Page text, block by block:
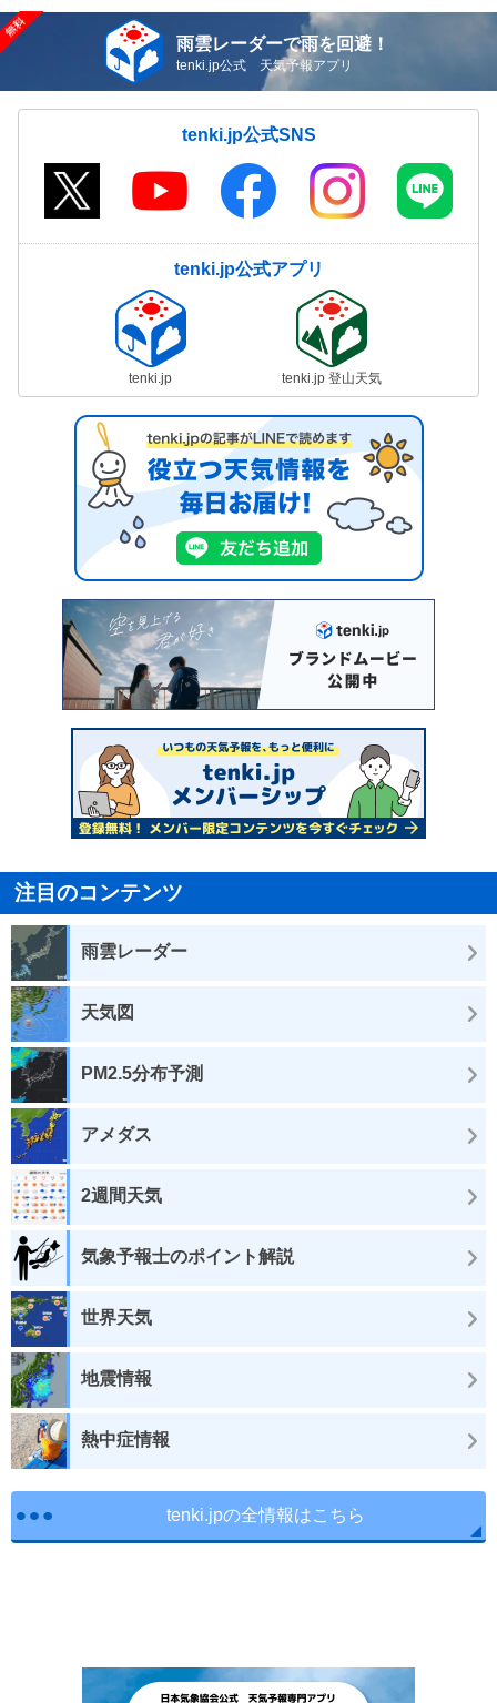
雨雲レーダーで雨を回避！
tenki.jp公式 天気予報アプリ
tenki.jp公式SNS
tenki.jp公式アプリ
tenki.jp tenki.jp 登山天気
注目のコンテンツ
雨雲レーダー
天気図
PM2.5分布予測
アメダス
2週間天気
気象予報士のポイント解説
世界天気
地震情報
熱中症情報
tenki.jpの全情報はこちら